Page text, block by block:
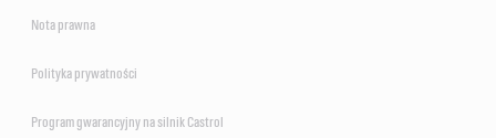
Nota prawna
Polityka prywatności
Program gwarancyjny na silnik Castrol